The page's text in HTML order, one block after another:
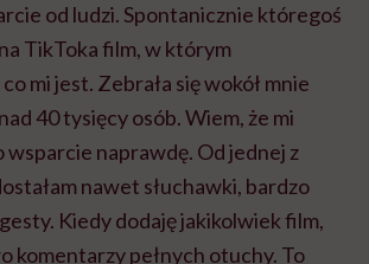
od ludzi. Spontanicznie któregoś
TikToka film, w którym
mi jest. Zebrała się wokół mnie
40 tysięcy osób. Wiem, że mi
wsparcie naprawdę. Od jednej z
nawet słuchawki, bardzo
Kiedy dodaję jakikolwiek film,
komentarzy pełnych otuchy. To